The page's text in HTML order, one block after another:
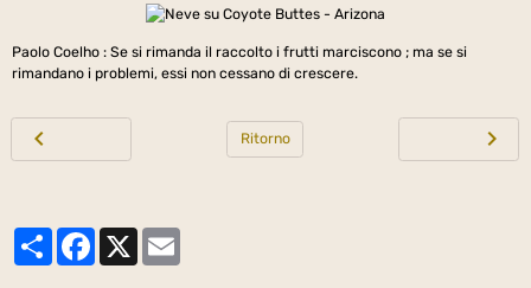
Paolo Coelho : Se si rimanda il raccolto i frutti marciscono ; ma se si
rimandano i problemi, essi non cessano di crescere.
Ritorno
PartagerFacebook